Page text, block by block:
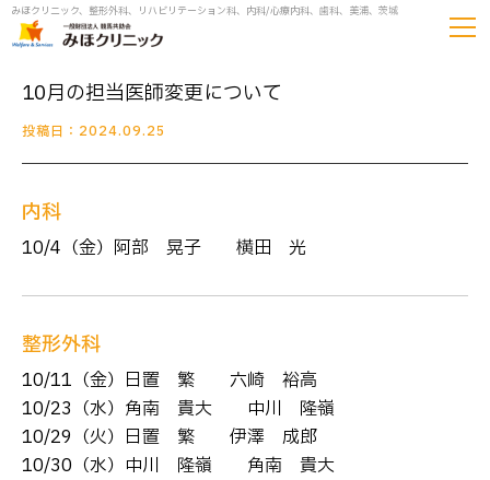
みほクリニック、整形外科、リハビリテーション科、内科/心療内科、歯科、美浦、茨城
10月の担当医師変更について
投稿日：2024.09.25
内科
10/4（金）阿部 晃子 → 横田 光
整形外科
10/11（金）日置 繁 → 六崎 裕高
10/23（水）角南 貴大 → 中川 隆嶺
10/29（火）日置 繁 → 伊澤 成郎
10/30（水）中川 隆嶺 → 角南 貴大